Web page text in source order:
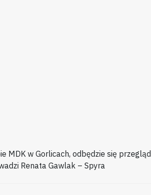
MDK w Gorlicach, odbędzie się przegląd
Renata Gawlak – Spyra